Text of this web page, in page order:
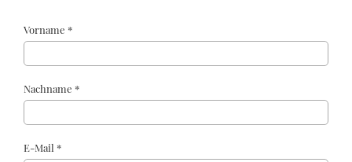
Vorname *
Nachname *
E-Mail *